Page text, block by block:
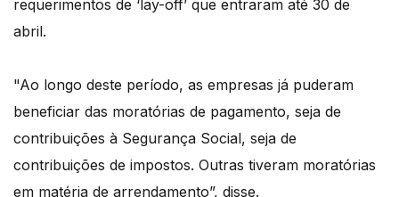
requerimentos de ‘lay-off’ que entraram até 30 de
abril.
"Ao longo deste período, as empresas já puderam
beneficiar das moratórias de pagamento, seja de
contribuições à Segurança Social, seja de
contribuições de impostos. Outras tiveram moratórias
em matéria de arrendamento”, disse.